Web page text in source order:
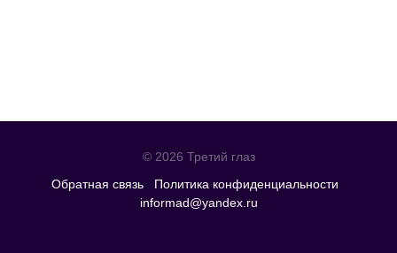
© 2026 Третий глаз
Обратная связь
Политика конфиденциальности
informad@yandex.ru